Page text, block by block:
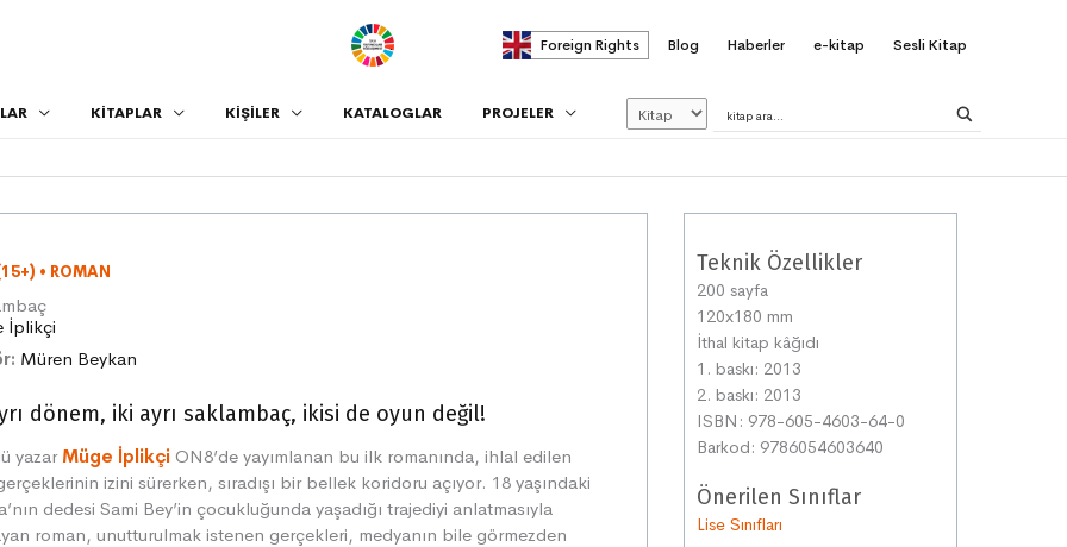
. Foreign Rights Blog Haberler e-kitap Sesli Kitap
KİTAPLAR KİŞİLER KATALOGLAR PROJELER
• ROMAN
İplikçi
Müren Beykan
dönem, iki ayrı saklambaç, ikisi de oyun değil!
yazar Müge İplikçi ON8’de yayımlanan bu ilk romanında, ihlal edilen
izini sürerken, sıradışı bir bellek koridoru açıyor. 18 yaşındaki
dedesi Sami Bey’in çocukluğunda yaşadığı trajediyi anlatmasıyla
roman, unutturulmak istenen gerçekleri, medyanın bile görmezden
Teknik Özellikler
200 sayfa
120x180 mm
İthal kitap kâğıdı
1. baskı: 2013
2. baskı: 2013
ISBN: 978-605-4603-64-0
Barkod: 9786054603640
Önerilen Sınıflar
Lise Sınıfları